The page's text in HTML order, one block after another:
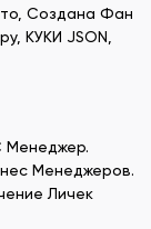
Создана Фан
КУКИ JSON,
Менеджер.
Менеджеров.
Личек